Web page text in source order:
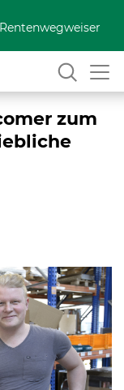
Rentenwegweiser
zum